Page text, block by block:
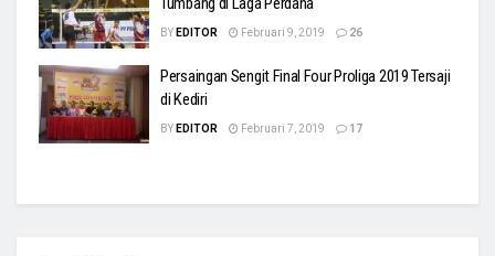
BY EDITOR Februari 9, 2019 26
Persaingan Sengit Final Four Proliga 2019 Tersaji
di Kediri
BY EDITOR Februari 7, 2019 17